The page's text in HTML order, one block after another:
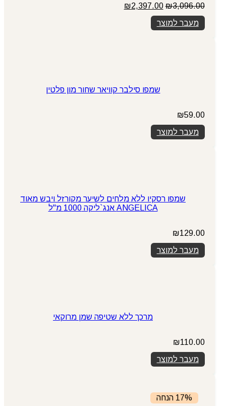
₪3,096.00
המחיר
המקורי
היה:
₪3,096.00.
₪2,397.00
מעבר למוצר
שמפו סילבר קוויאר שחור מון פלטין
₪59.00
מעבר למוצר
שמפו רסקיו ללא מלחים לשיער מקורזל ויבש מאוד
ANGELICA אנג`ליקה 1000 מ"ל
₪129.00
מעבר למוצר
מרכך ללא שטיפה שמן מרוקאי
₪110.00
מעבר למוצר
17% הנחה